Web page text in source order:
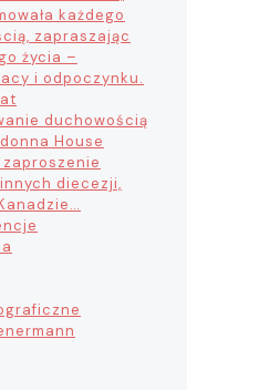
każdego
zapraszając
życia –
i odpoczynku.
duchowością
House
zaproszenie
diecezji,